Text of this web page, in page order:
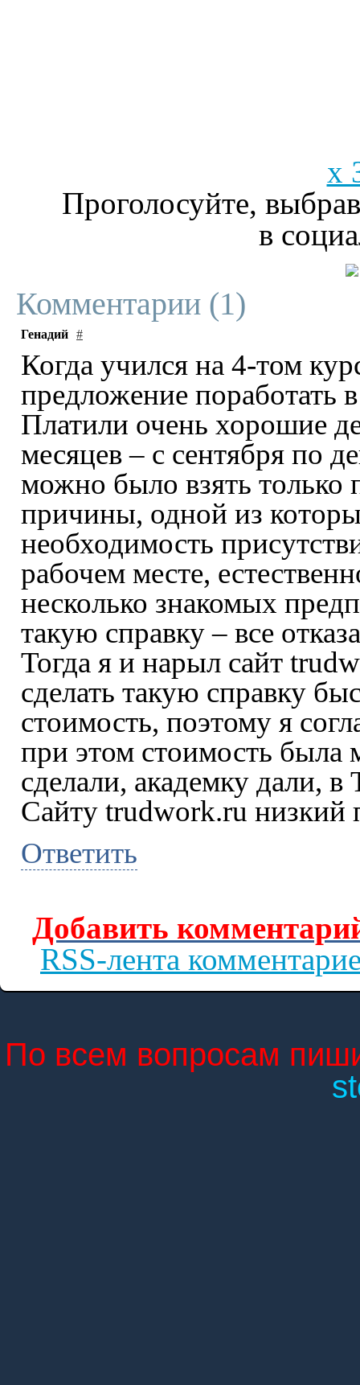
x
Проголосуйте,
в
Комментарии (1)
Генадий #
Когда учился на 4-том
предложение поработать
Платили очень хорошие
месяцев – с сентября по
можно было взять только
причины, одной из
необходимость
рабочем месте,
несколько знакомых
такую справку – все
Тогда я и нарыл сайт
сделать такую справку
стоимость, поэтому я
при этом стоимость
сделали, академку дали,
Сайту trudwork.ru низкий
Ответить
Добавить
RSS-лента
По всем вопросам